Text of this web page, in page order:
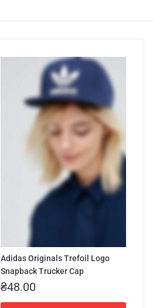
Adidas Originals Trefoil Logo
Snapback Trucker Cap
₴48.00